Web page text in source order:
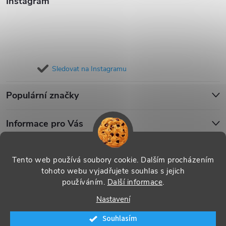
Tento web používá soubory cookie. Dalším procházením
tohoto webu vyjadřujete souhlas s jejich
používáním. Další informace.
Nastavení
Souhlasím
Sledovat na Instagramu
Populární značky
Informace pro Vás
Vytvořil Shoptet
Copyright 2026 . Všechna práva vyhrazena.
nastavení cookies